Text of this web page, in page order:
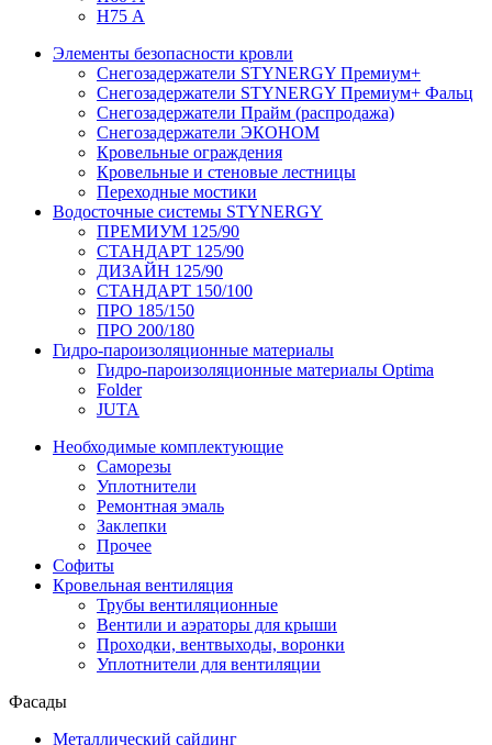
Н75 А
Элементы безопасности кровли
Снегозадержатели STYNERGY Премиум+
Снегозадержатели STYNERGY Премиум+ Фальц
Снегозадержатели Прайм (распродажа)
Снегозадержатели ЭКОНОМ
Кровельные ограждения
Кровельные и стеновые лестницы
Переходные мостики
Водосточные системы STYNERGY
ПРЕМИУМ 125/90
СТАНДАРТ 125/90
ДИЗАЙН 125/90
СТАНДАРТ 150/100
ПРО 185/150
ПРО 200/180
Гидро-пароизоляционные материалы
Гидро-пароизоляционные материалы Optima
Folder
JUTA
Необходимые комплектующие
Саморезы
Уплотнители
Ремонтная эмаль
Заклепки
Прочее
Софиты
Кровельная вентиляция
Трубы вентиляционные
Вентили и аэраторы для крыши
Проходки, вентвыходы, воронки
Уплотнители для вентиляции
Фасады
Металлический сайдинг